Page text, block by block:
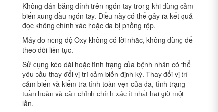
Không dán băng dính trên ngón tay trong khi dùng cảm
biến xung đầu ngón tay. Điều này có thể gây ra kết quả
đọc không chính xác hoặc da bị phồng rộp.
Máy đo nồng độ Oxy không có lời nhắc, không dùng để
theo dõi liên tục.
Sử dụng kéo dài hoặc tình trạng của bệnh nhân có thể
yêu cầu thay đổi vị trí cảm biến định kỳ. Thay đổi vị trí
cảm biến và kiểm tra tính toàn vẹn của da, tình trạng
tuần hoàn và căn chỉnh chính xác ít nhất hai giờ một
lần.